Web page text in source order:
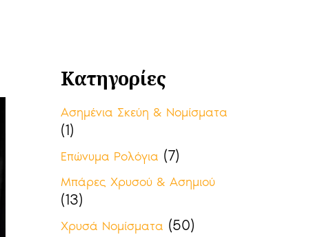
Κατηγορίες
Ασημένια Σκεύη & Νομίσματα
(1)
Επώνυμα Ρολόγια (7)
Μπάρες Χρυσού & Ασημιού
(13)
Χρυσά Νομίσματα (50)